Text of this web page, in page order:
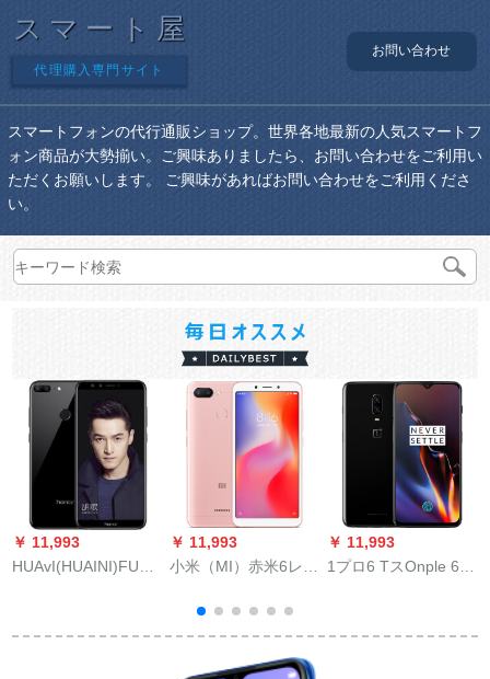
スマート屋
代理購入専門サイト
お問い合わせ
スマートフォンの代行通販ショップ。世界各地最新の人気スマートフ
ォン商品が大勢揃い。ご興味ありましたら、お問い合わせをご利用い
ただくお願いします。 ご興味があればお問い合わせをご利用くださ
い。
￥ 11,993
HUAvI(HUAINI)FUAINANANA
￥ 11,993
小米（MI）赤米6レン
￥ 11,993
1プロ6 TスOnple 6 T
メンメンメンメンメ